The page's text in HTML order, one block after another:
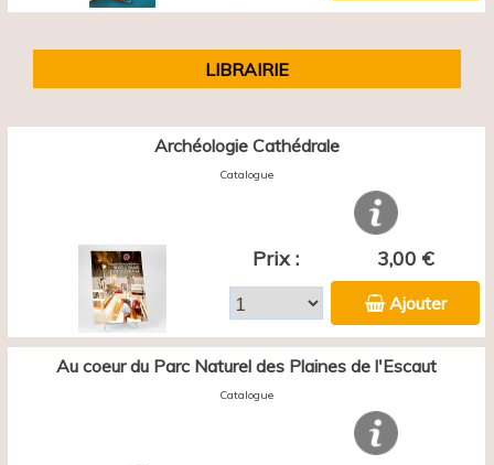
LIBRAIRIE
Archéologie Cathédrale
Catalogue
Prix : 3,00 €
Ajouter
Au coeur du Parc Naturel des Plaines de l'Escaut
Catalogue